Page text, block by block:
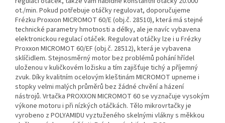
ot./min. Pokud potřebuje otáčky regulovat, doporučujeme
Frézku Proxxon MICROMOT 60/E (obj.č. 28510), která má stejné
technické parametry hmotnosti a délky, ale je navíc vybavena
elektronickou regulací otáček. Regulovat otáčky lze i u Frézky
Proxxon MICROMOT 60/EF (obj.č. 28512), která je vybavena
sklíčidlem. Stejnosměrný motor bez problémů pohání hřídel
uloženou v kuličkovém ložisku a tím zajišťuje tichý a příjemný
zvuk. Díky kvalitním ocelovým kleštinám MICROMOT upneme i
stopky velmi malých průměrů bez žádné chvění a házení
nástrojů. Vrtačka PROXXON MICROMOT 60 se vyznačuje vysokým
výkone motoru i při nízkých otáčkách. Tělo mikrovrtačky je
vyrobeno z POLYAMIDU vyztuženého skelnými vlákny s měkkou